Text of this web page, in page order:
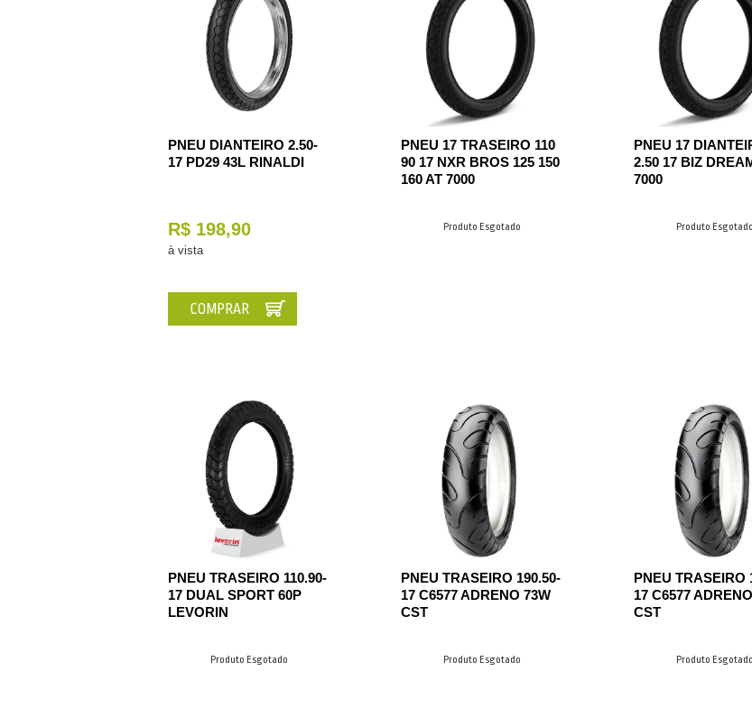
PNEU DIANTEIRO 2.50-
17 PD29 43L RINALDI
R$ 198,90
à vista
COMPRAR
PNEU 17 TRASEIRO 110
90 17 NXR BROS 125 150
160 AT 7000
Produto Esgotado
PNEU 17
2.50 17 BIZ
7000
Produto Esgotado
PNEU TRASEIRO 110.90-
17 DUAL SPORT 60P
LEVORIN
Produto Esgotado
PNEU TRASEIRO 190.50-
17 C6577 ADRENO 73W
CST
Produto Esgotado
PNEU TRASEIRO
17 C6577
CST
Produto Esgotado